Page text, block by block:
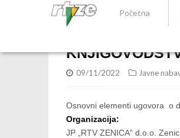
Početna
09/11/2022 Javne
Osnovni elementi ugovora o
Organizacija:
JP „RTV ZENICA“ d.o.o.